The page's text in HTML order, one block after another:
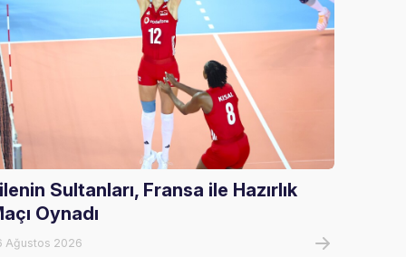
Sultanları, Fransa ile Hazırlık
Oynadı
Ağustos 2026